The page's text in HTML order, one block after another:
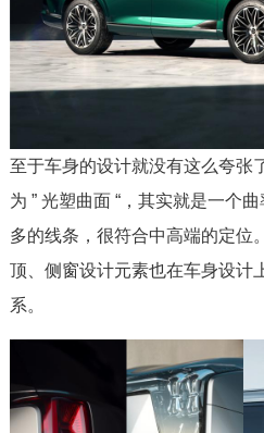
至于车身的设计就没有这么夸张
为 ” 光塑曲面 “，其实就是一个
多的线条，很符合中高端的定位
顶、侧窗设计元素也在车身设计
系。